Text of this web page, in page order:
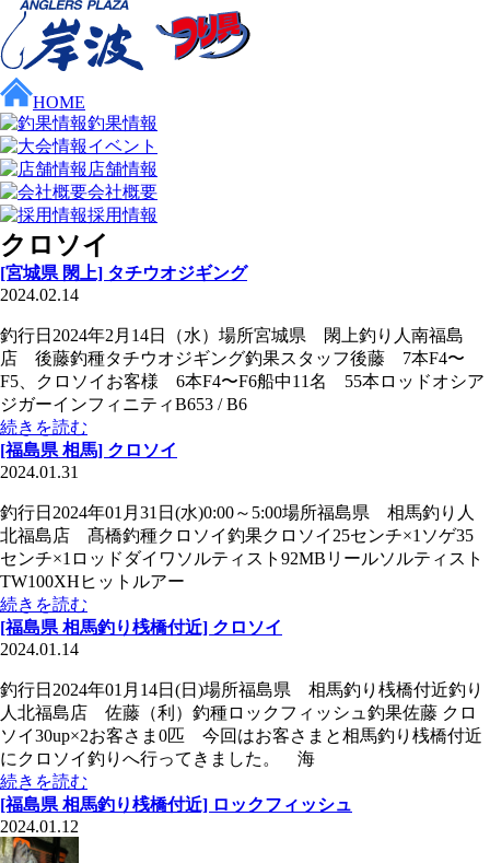
HOME
釣果情報
イベント
店舗情報
会社概要
採用情報
クロソイ
[宮城県 閖上] タチウオジギング
2024.02.14
釣行日2024年2月14日（水）場所宮城県 閖上釣り人南福島
店 後藤釣種タチウオジギング釣果スタッフ後藤 7本F4〜
F5、クロソイお客様 6本F4〜F6船中11名 55本ロッドオシア
ジガーインフィニティB653 / B6
続きを読む
[福島県 相馬] クロソイ
2024.01.31
釣行日2024年01月31日(水)0:00～5:00場所福島県 相馬釣り人
北福島店 髙橋釣種クロソイ釣果クロソイ25センチ×1ソゲ35
センチ×1ロッドダイワソルティスト92MBリールソルティスト
TW100XHヒットルアー
続きを読む
[福島県 相馬釣り桟橋付近] クロソイ
2024.01.14
釣行日2024年01月14日(日)場所福島県 相馬釣り桟橋付近釣り
人北福島店 佐藤（利）釣種ロックフィッシュ釣果佐藤 クロ
ソイ30up×2お客さま0匹 今回はお客さまと相馬釣り桟橋付近
にクロソイ釣りへ行ってきました。 海
続きを読む
[福島県 相馬釣り桟橋付近] ロックフィッシュ
2024.01.12